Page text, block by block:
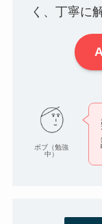
く、丁寧に
ボブ（勉強
中）